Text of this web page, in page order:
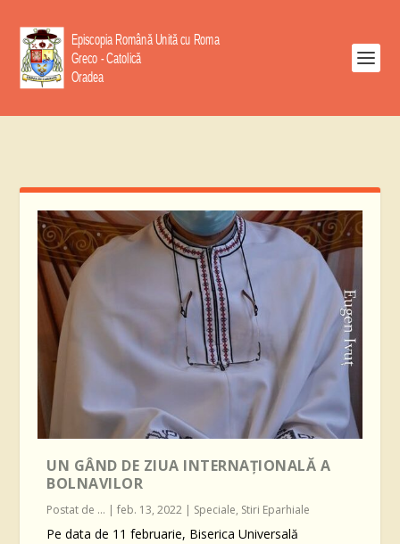
UN GÂND DE ZIUA INTERNAȚIONALĂ A
BOLNAVILOR
Postat de ... |feb. 13, 2022 | Speciale, Stiri Eparhiale
Pe data de 11 februarie, Biserica Universală